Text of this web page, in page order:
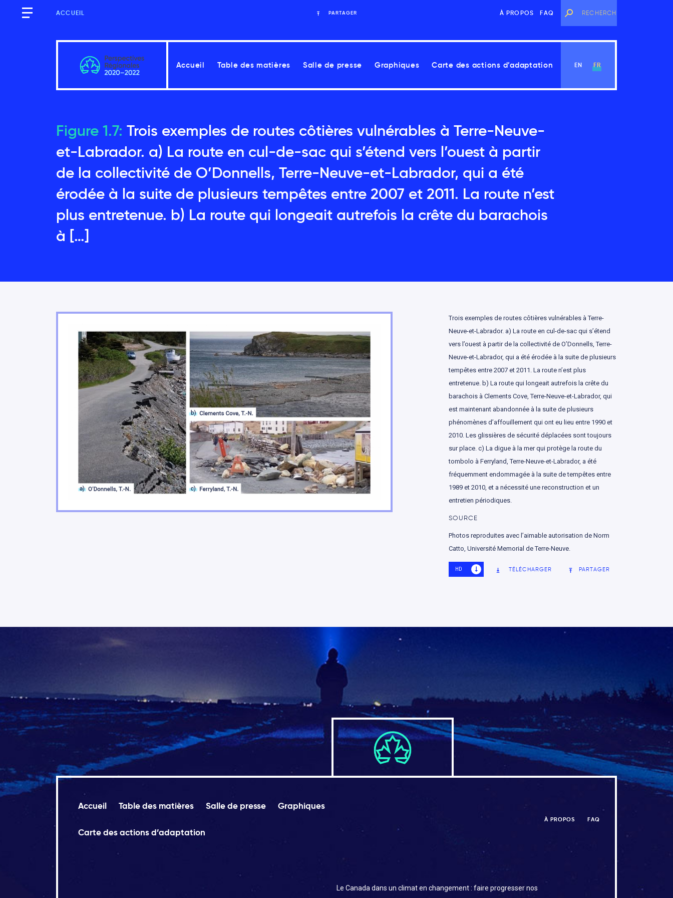
ACCUEIL PARTAGER À PROPOS FAQ
Accueil Table des matières Salle de presse Graphiques Carte des actions d’adaptation EN FR
Figure 1.7: Trois exemples de routes côtières vulnérables à Terre-Neuve-
et-Labrador. a) La route en cul-de-sac qui s’étend vers l’ouest à partir
de la collectivité de O’Donnells, Terre-Neuve-et-Labrador, qui a été
érodée à la suite de plusieurs tempêtes entre 2007 et 2011. La route n’est
plus entretenue. b) La route qui longeait autrefois la crête du barachois
à […]
Trois exemples de routes côtières vulnérables à Terre-
Neuve-et-Labrador. a) La route en cul-de-sac qui s’étend
vers l’ouest à partir de la collectivité de O’Donnells, Terre-
Neuve-et-Labrador, qui a été érodée à la suite de plusieurs
tempêtes entre 2007 et 2011. La route n’est plus
entretenue. b) La route qui longeait autrefois la crête du
barachois à Clements Cove, Terre-Neuve-et-Labrador, qui
est maintenant abandonnée à la suite de plusieurs
phénomènes d’affouillement qui ont eu lieu entre 1990 et
2010. Les glissières de sécurité déplacées sont toujours
sur place. c) La digue à la mer qui protège la route du
tombolo à Ferryland, Terre-Neuve-et-Labrador, a été
fréquemment endommagée à la suite de tempêtes entre
1989 et 2010, et a nécessité une reconstruction et un
entretien périodiques.
SOURCE
Photos reproduites avec l’aimable autorisation de Norm
Catto, Université Memorial de Terre-Neuve.
HD TÉLÉCHARGER PARTAGER
Accueil Table des matières Salle de presse Graphiques
Carte des actions d’adaptation
À PROPOS FAQ
Le Canada dans un climat en changement : faire progresser nos
Québec Voir le chapitre
Messages clés
2.1 Introduction
2.2 Les facteurs de vulnérabilité accroissent les risques pour la santé liés aux changements climatiques
2.7 Les services écosystémiques jouent un rôle important dans l’adaptation
2.8 Les secteurs agricoles et des pêches observeront des gains et des pertes
2.9
Les secteurs de l’énergie, de la foresterie et de l’exploitation minière seront particulièrement affectés par les
changements climatiques
2.10 Le tourisme et les secteurs financiers ressentent les impacts des changements climatiques
Aller de l’avant
Conclusion
Références